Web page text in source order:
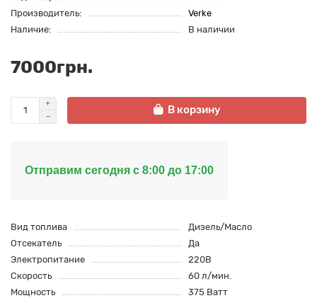
Производитель:
Verke
Наличие:
В наличии
7000грн.
В корзину
Отправим сегодня с 8:00 до 17:00
Вид топлива
Дизель/Масло
Отсекатель
Да
Электропитание
220В
Скорость
60 л/мин.
Мощность
375 Ватт